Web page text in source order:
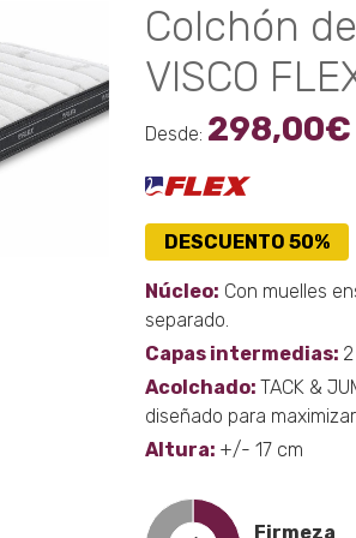
Colchón
VISCO
Desde: 298,00€
DESCUENTO 50%
Núcleo: Con muelles
separado.
Capas intermedias:
Acolchado: TACK &
diseñado para
Altura: +/- 17 cm
Firmeza